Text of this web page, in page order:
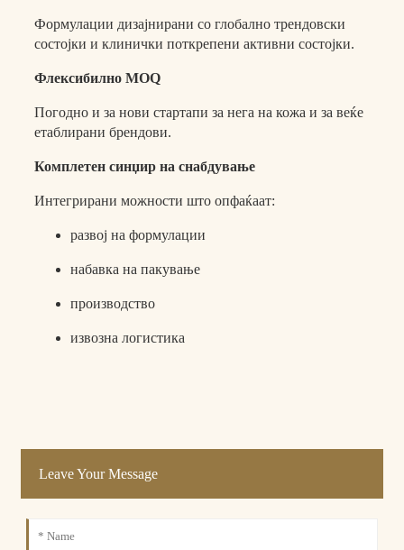
Формулации дизајнирани со глобално трендовски
состојки и клинички поткрепени активни состојки.
Флексибилно MOQ
Погодно и за нови стартапи за нега на кожа и за веќе
етаблирани брендови.
Комплетен синџир на снабдување
Интегрирани можности што опфаќаат:
развој на формулации
набавка на пакување
производство
извозна логистика
Leave Your Message